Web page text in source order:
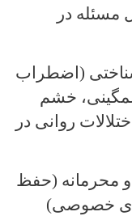
در
(اضطراب
خشم
روانی در
محرمانه (حفظ
خصوصی)